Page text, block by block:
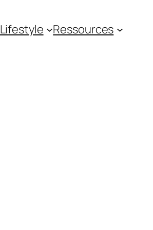
Lifestyle Ressources